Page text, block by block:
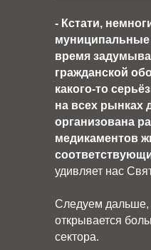
- Кстати,
муниципальные
время
гражданской
какого-то
на всех рынках
организована
медикаментов
удивляет нас
Следуем дальше,
открывается
сектора.